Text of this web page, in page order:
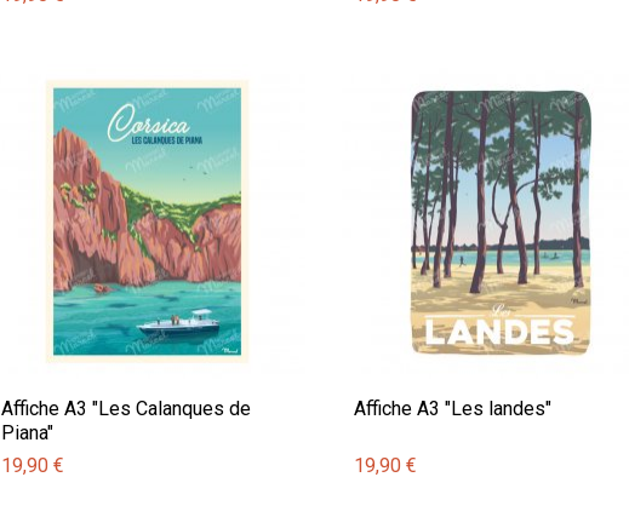
Affiche A3 "Les Calanques de
Piana"
19,90 €
Affiche A3 "Les landes"
19,90 €